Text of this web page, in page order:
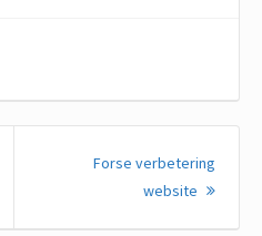
Forse verbetering
website